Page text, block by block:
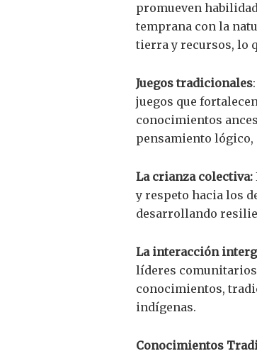
promueven
temprana con la
tierra y recursos, lo
Juegos tradicionales
juegos que
conocimientos
pensamiento
La crianza colectiva:
y respeto hacia los
desarrollando
La interacción
líderes
conocimientos,
indígenas.
Conocimientos